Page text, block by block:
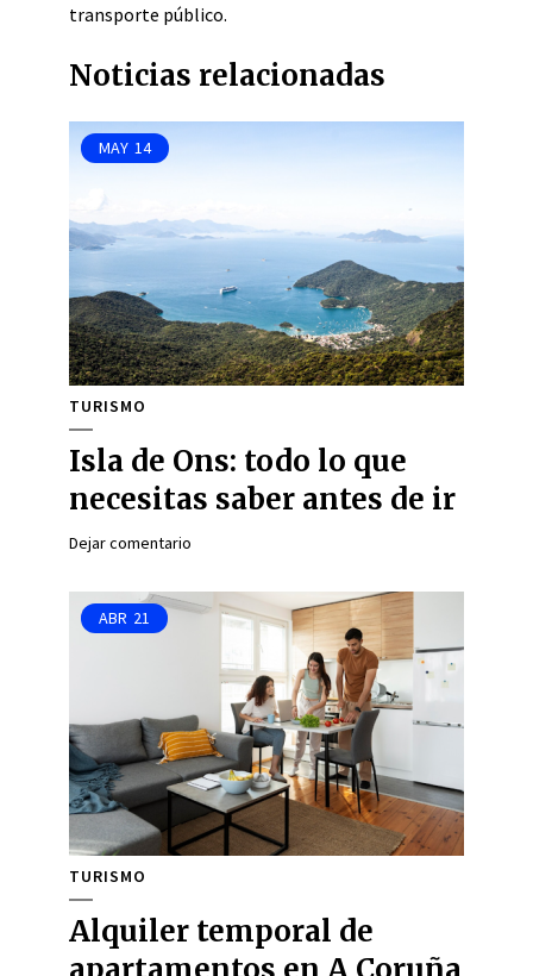
transporte público.
Noticias relacionadas
MAY 14
TURISMO
Isla de Ons: todo lo que
necesitas saber antes de ir
Dejar comentario
ABR 21
TURISMO
Alquiler temporal de